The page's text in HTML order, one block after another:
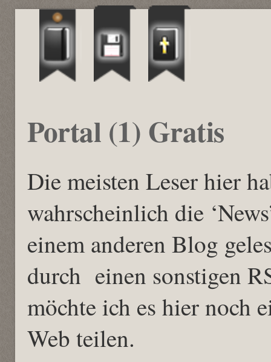
Portal (1) Gratis
Die meisten Leser hier
wahrscheinlich die
einem anderen Blog
durch einen sonstigen
möchte ich es hier noch
Web teilen.